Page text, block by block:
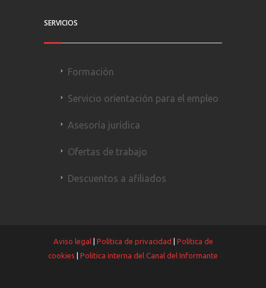
SERVICIOS
Formación
Servicio orientación para el empleo
Asesoría jurídica
Ofertas de trabajo
Descuentos a afiliados
Aviso legal| Política de privacidad
Política de
cookies
Politica interna del Canal del Informante